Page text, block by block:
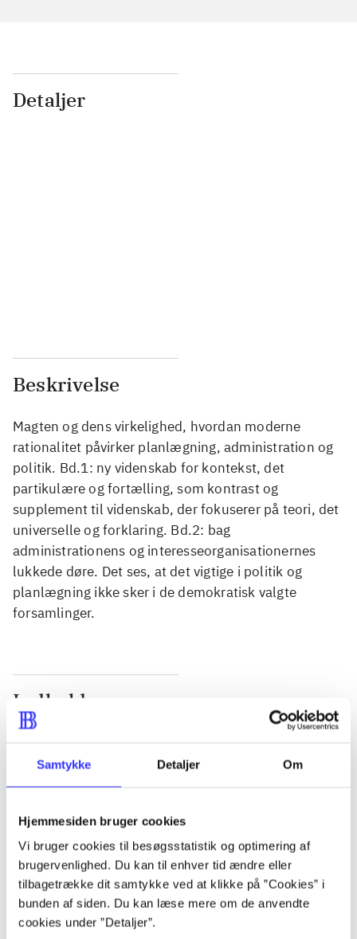
Samtykke Detaljer Om
Hjemmesiden bruger cookies
Vi bruger cookies til besøgsstatistik og optimering af
brugervenlighed. Du kan til enhver tid ændre eller
tilbagetrække dit samtykke ved at klikke på ”Cookies” i
bunden af siden. Du kan læse mere om de anvendte
cookies under ”Detaljer”.
Detaljer
Beskrivelse
Magten og dens virkelighed, hvordan moderne
rationalitet påvirker planlægning, administration og
politik. Bd.1: ny videnskab for kontekst, det
partikulære og fortælling, som kontrast og
supplement til videnskab, der fokuserer på teori, det
universelle og forklaring. Bd.2: bag
administrationens og interesseorganisationernes
lukkede døre. Det ses, at det vigtige i politik og
planlægning ikke sker i de demokratisk valgte
forsamlinger.
Indhold
Seneste udgave, bog
Bd. 1: Det konkretes videnskab. - 177 s. Bd. 2: Et
Tidsskrift
Artiklen er en del af